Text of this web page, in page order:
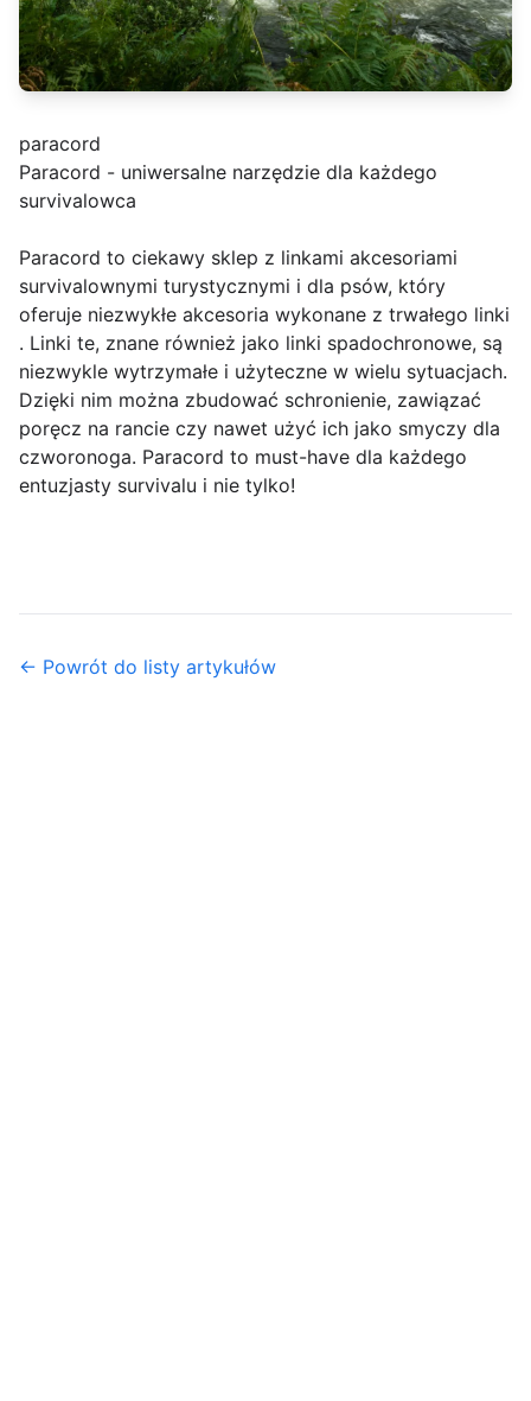
paracord
Paracord - uniwersalne narzędzie dla każdego
survivalowca
Paracord to ciekawy sklep z linkami akcesoriami
survivalownymi turystycznymi i dla psów, który
oferuje niezwykłe akcesoria wykonane z trwałego linki
. Linki te, znane również jako linki spadochronowe, są
niezwykle wytrzymałe i użyteczne w wielu sytuacjach.
Dzięki nim można zbudować schronienie, zawiązać
poręcz na rancie czy nawet użyć ich jako smyczy dla
czworonoga. Paracord to must-have dla każdego
entuzjasty survivalu i nie tylko!
← Powrót do listy artykułów